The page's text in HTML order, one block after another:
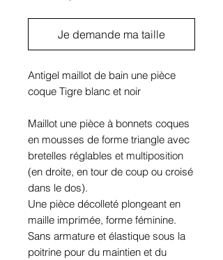
Je demande ma taille
Antigel maillot de bain une pièce
coque Tigre blanc et noir
Maillot une pièce à bonnets coques
en mousses de forme triangle avec
bretelles réglables et multiposition
(en droite, en tour de coup ou croisé
dans le dos).
Une pièce décolleté plongeant en
maille imprimée, forme féminine.
Sans armature et élastique sous la
poitrine pour du maintien et du